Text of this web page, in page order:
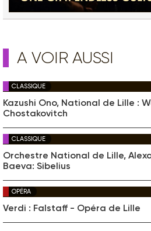
A VOIR AUSSI
CLASSIQUE
Kazushi Ono, National de Lille :
Chostakovitch
CLASSIQUE
Orchestre National de Lille,
Baeva: Sibelius
OPÉRA
Verdi : Falstaff - Opéra de Lille